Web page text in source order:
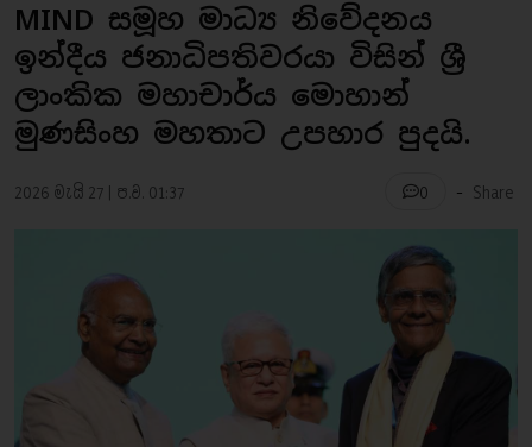
MIND සමූහ මාධ්‍ය නිවේදනය
ඉන්දීය ජනාධිපතිවරයා විසින් ශ්‍රී
ලාංකික මහාචාර්ය මොහාන්
මුණසිංහ මහතාට උපහාර පුදයි.
2026 මැයි 27 | ප.ව. 01:37 0 - Share